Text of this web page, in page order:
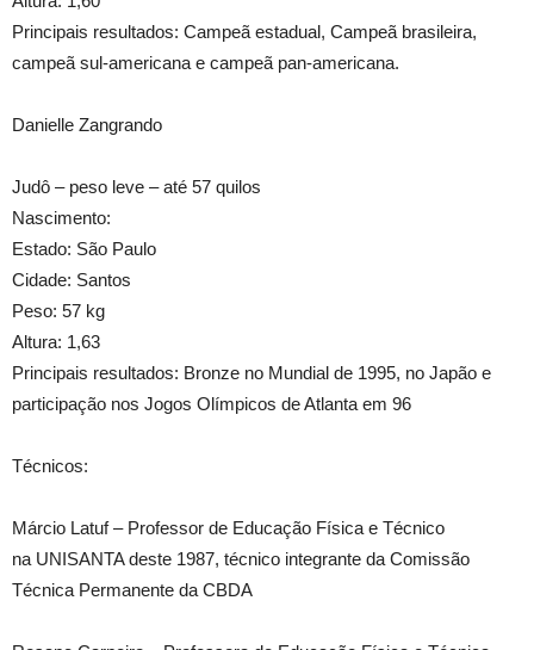
Principais resultados: Campeã estadual, Campeã brasileira,
campeã sul-americana e campeã pan-americana.
Danielle Zangrando
Judô – peso leve – até 57 quilos
Nascimento:
Estado: São Paulo
Cidade: Santos
Peso: 57 kg
Altura: 1,63
Principais resultados: Bronze no Mundial de 1995, no Japão e
participação nos Jogos Olímpicos de Atlanta em 96
Técnicos:
Márcio Latuf – Professor de Educação Física e Técnico
na UNISANTA deste 1987, técnico integrante da Comissão
Técnica Permanente da CBDA